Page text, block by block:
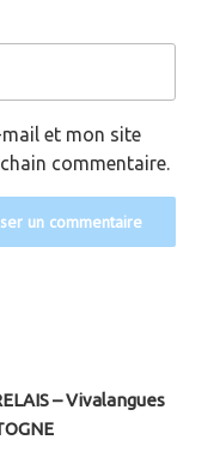
et mon site
commentaire.
– Vivalangues